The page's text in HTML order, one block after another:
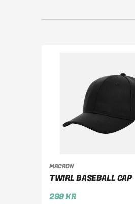
MACRON
TWIRL BASEBALL CAP
299KR
VÄLJ ALTERNATIV